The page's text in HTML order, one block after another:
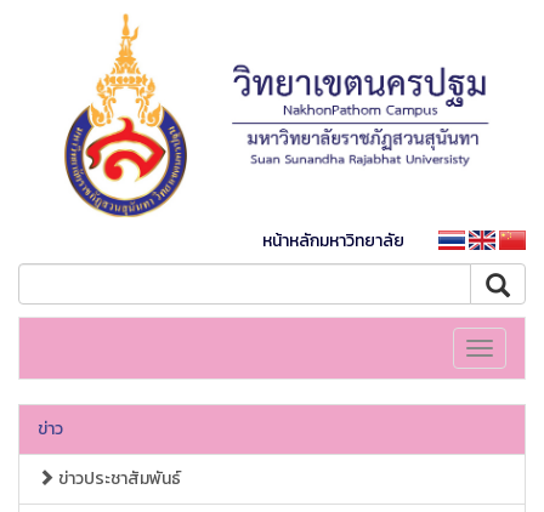
หน้าหลักมหาวิทยาลัย
Toggle
ข่าว
ข่าวประชาสัมพันธ์